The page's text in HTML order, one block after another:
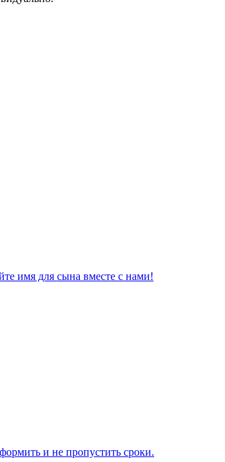
имя для сына вместе с нами!
и не пропустить сроки.